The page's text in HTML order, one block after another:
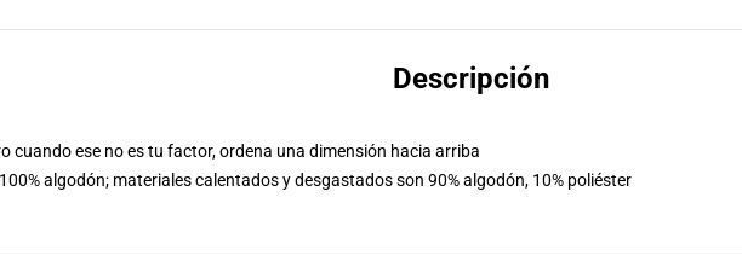
Descripción
cuando ese no es tu factor, ordena una dimensión hacia arriba
algodón; materiales calentados y desgastados son 90% algodón, 10% poliéster